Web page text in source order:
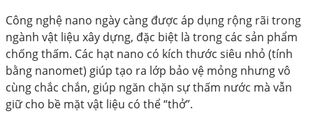
Công nghệ nano ngày càng được áp dụng rộng rãi trong
ngành vật liệu xây dựng, đặc biệt là trong các sản phẩm
chống thấm. Các hạt nano có kích thước siêu nhỏ (tính
bằng nanomet) giúp tạo ra lớp bảo vệ mỏng nhưng vô
cùng chắc chắn, giúp ngăn chặn sự thấm nước mà vẫn
giữ cho bề mặt vật liệu có thể “thở”.